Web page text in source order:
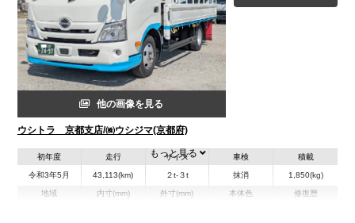
他の画像を見る
ウシトラ 京都支店/㈱ウシジマ(京都府)
初年度
令和3年5月
走行
43,113(km)
サイズ
２t-３t
車検
抹消
積載
1,850(kg)
地域 内寸(mm) 外寸(mm) 本体色 修復歴
もっと見る